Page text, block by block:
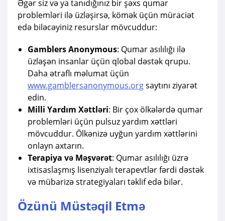
Əgər siz və ya tanıdığınız bir şəxs qumar
problemləri ilə üzləşirsə, kömək üçün müraciət
edə biləcəyiniz resurslar mövcuddur:
Gamblers Anonymous: Qumar asılılığı ilə
üzləşən insanlar üçün qlobal dəstək qrupu.
Daha ətraflı məlumat üçün
www.gamblersanonymous.orgsaytını ziyarət
edin.
Milli Yardım Xəttləri: Bir çox ölkələrdə qumar
problemləri üçün pulsuz yardım xəttləri
mövcuddur. Ölkənizə uyğun yardım xəttlərini
onlayn axtarın.
Terapiya və Məşvərət: Qumar asılılığı üzrə
ixtisaslaşmış lisenziyalı terapevtlər fərdi dəstək
və mübarizə strategiyaları təklif edə bilər.
Özünü Müstəqil Etmə